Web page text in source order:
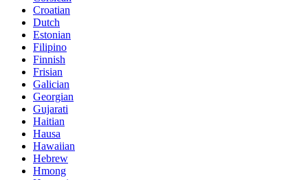
Croatian
Dutch
Estonian
Filipino
Finnish
Frisian
Galician
Georgian
Gujarati
Haitian
Hausa
Hawaiian
Hebrew
Hmong